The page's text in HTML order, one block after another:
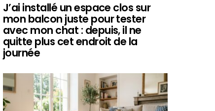
J’ai installé un espace clos sur
mon balcon juste pour tester
avec mon chat : depuis, il ne
quitte plus cet endroit de la
journée